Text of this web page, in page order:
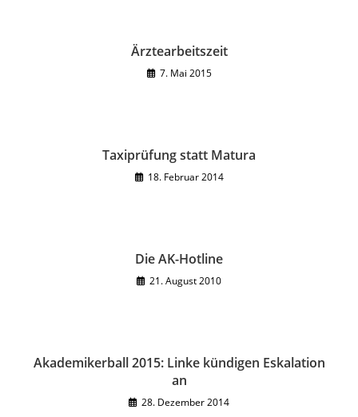
Ärztearbeitszeit
7. Mai 2015
Taxiprüfung statt Matura
18. Februar 2014
Die AK-Hotline
21. August 2010
Akademikerball 2015: Linke kündigen Eskalation
an
28. Dezember 2014